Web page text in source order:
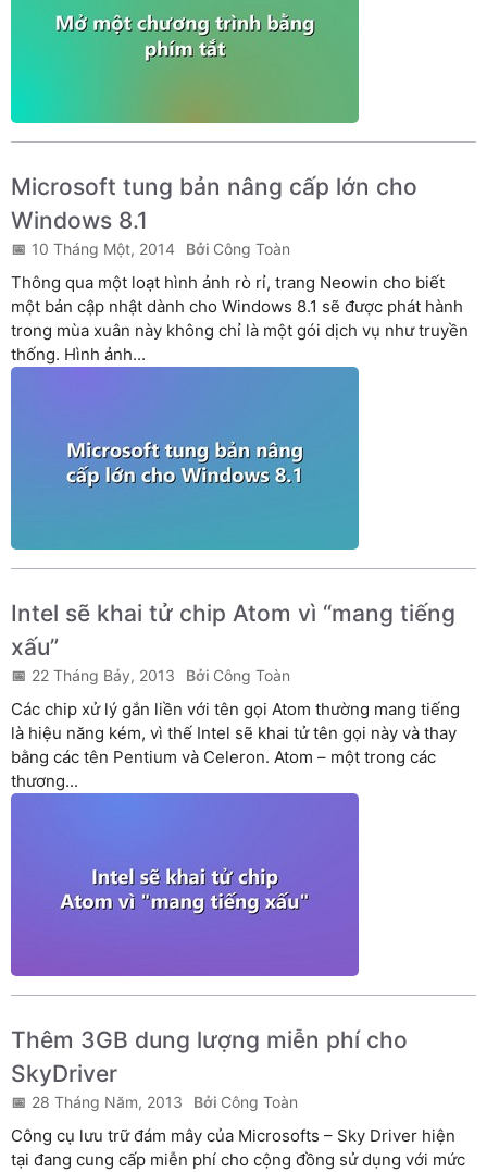
Microsoft tung bản nâng cấp lớn cho
Windows 8.1
10 Tháng Một, 2014 Công Toàn
Thông qua một loạt hình ảnh rò rỉ, trang Neowin cho biết
một bản cập nhật dành cho Windows 8.1 sẽ được phát hành
trong mùa xuân này không chỉ là một gói dịch vụ như truyền
thống. Hình ảnh...
Intel sẽ khai tử chip Atom vì “mang tiếng
xấu”
22 Tháng Bảy, 2013 Công Toàn
Các chip xử lý gắn liền với tên gọi Atom thường mang tiếng
là hiệu năng kém, vì thế Intel sẽ khai tử tên gọi này và thay
bằng các tên Pentium và Celeron. Atom – một trong các
thương...
Thêm 3GB dung lượng miễn phí cho
SkyDriver
28 Tháng Năm, 2013 Công Toàn
Công cụ lưu trữ đám mây của Microsofts – Sky Driver hiện
tại đang cung cấp miễn phí cho cộng đồng sử dụng với mức